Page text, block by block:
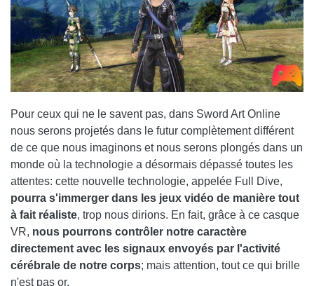
Pour ceux qui ne le savent pas, dans Sword Art Online
nous serons projetés dans le futur complètement différent
de ce que nous imaginons et nous serons plongés dans un
monde où la technologie a désormais dépassé toutes les
attentes: cette nouvelle technologie, appelée Full Dive,
pourra s'immerger dans les jeux vidéo de manière tout
à fait réaliste, trop nous dirions. En fait, grâce à ce casque
VR, nous pourrons contrôler notre caractère
directement avec les signaux envoyés par l'activité
cérébrale de notre corps; mais attention, tout ce qui brille
n'est pas or.